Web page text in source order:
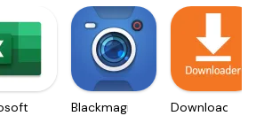
Blackmagic
Downloader